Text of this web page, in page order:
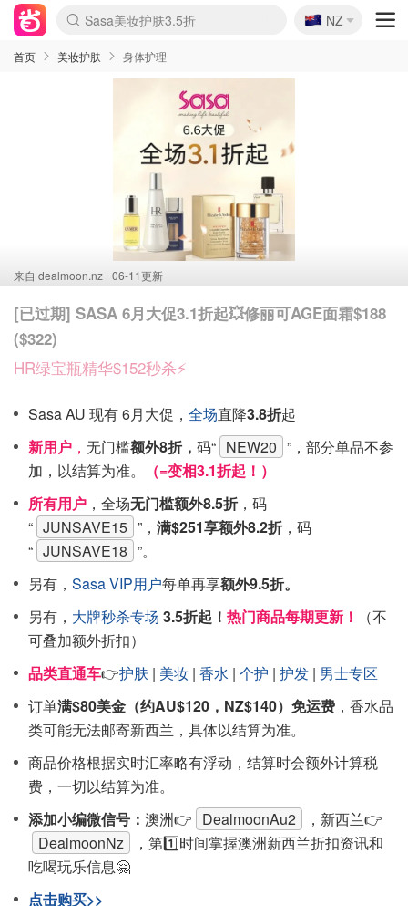
lululemon折扣上新
Sasa美妆护肤3.5折
SSENSE年中2.5折
FreshBeauty好价汇总
Cettire降价+叠9折
WWS Coles超市实拍
viagogo二手票捡漏
Myer超级周末
The Outnet奢牌1折起
David Jones 3折起
Flannels大牌1折
Perfumes Club护肤1折
AMIRO面罩$251
Amazon折扣汇总
eToro入金$200送$50
Amazon数码好物
ICONIC本周7.5折
ThedoubleF高奢地板价
Moose Knuckles 6折
丝芙兰5折起
EUFY摄像头$98
Selenichast首饰2折
Trip机票酒店促销
YSL送5件彩妆礼
Amazon家居好物
Amazon美妆护肤
雅漾大喷$8
过敏原检测盒$33
伊索独家赠50ml沐浴露
科颜氏高保湿面霜$29
SEALIFE海洋馆门票6折
丝塔芙大白罐$16
订阅Newsletter送香薰
Cult Beauty 6.8折
Harrods圣诞日历$525
LN-CC奢牌私促3折
d'Alba空姐喷雾$16
EVE LOM套装£56
Bernardelli独家4折
Adore Beauty 6折起
CT圣诞日历
Mytheresa奢品2.7折
Luxury Escapes 9折
Currentbody美容仪$881
MOON Garden Live
Roborock扫地机$649
Tingo Life水杯$24
Valentino官网5折
CR洗护套装$23
修丽可4件套$159
Myer彩妆2件7折
GANNI官网4.5折
Stylevana韩妆4折
Tessabit高奢8.5折
OGX洗发水$11
Amazon阿德莱德次日达
卡诗8.5折+赠礼
Philips Hue灯具8折
🇳🇿
NZ
首页 美妆护肤 身体护理
来自 dealmoon.nz 06-11更新
[已过期] SASA 6月大促3.1折起💥修丽可AGE面霜$188
($322)
HR绿宝瓶精华$152秒杀⚡️
Sasa AU 现有 6月大促， 全场直降3.8折起
新用户 ， 无门槛额外8折， 码“ NEW20 ”，部分单品不参
加，以结算为准。
（=变相3.1折起！）
所有用户 ，全场无门槛额外8.5折 ，码
“ JUNSAVE15 ”， 满$251享额外8.2折 ，码
“ JUNSAVE18 ”。
另有， Sasa VIP用户每单再享额外9.5折。
另有， 大牌秒杀专场 3.5折起！ 热门商品每期更新！
（不
可叠加额外折扣）
品类直通车👉护肤 | 美妆 | 香水 | 个护 | 护发 | 男士专区
订单满$80美金（约AU$120，NZ$140）免运费 ，香水品
类可能无法邮寄新西兰，具体以结算为准。
商品价格根据实时汇率略有浮动，结算时会额外计算税
费，一切以结算为准。
添加小编微信号： 澳洲👉 DealmoonAu2
，新西兰👉
DealmoonNz
，第1️⃣时间掌握澳洲新西兰折扣资讯和
吃喝玩乐信息🤗
点击购买>>